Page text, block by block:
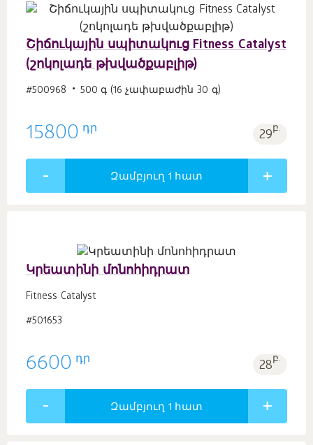
Շիճուկային սպիտակուց Fitness Catalyst
(շոկոլադե թխվածքաբլիթ)
#500968 500 գ (16 չափաբաժին 30 գ)
15800 դր 29բ.
Զամբյուղ 1 հատ
Կրեատինի մոնոհիդրատ
Fitness Catalyst
#501653
6600 դր 28բ.
Զամբյուղ 1 հատ